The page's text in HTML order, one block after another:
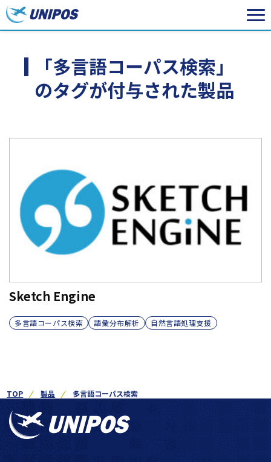
「多言語コーパス検索」
のタグが付与された製品
Sketch Engine
多言語コーパス検索 語彙分布解析 自然言語処理支援
TOP 製品 多言語コーパス検索